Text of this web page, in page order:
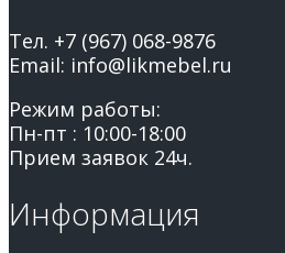
Тел. +7 (967) 068-9876
Email: info@likmebel.ru
Режим работы:
Пн-пт : 10:00-18:00
Прием заявок 24ч.
Информация